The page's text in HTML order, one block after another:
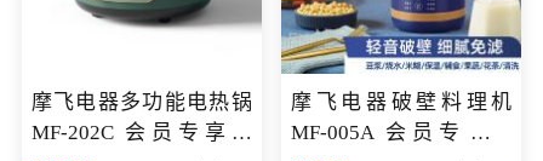
摩飞电器多功能电热锅
MF-202C 会员专享价
摩飞电器破壁料理机
MF-005A 会员专享价